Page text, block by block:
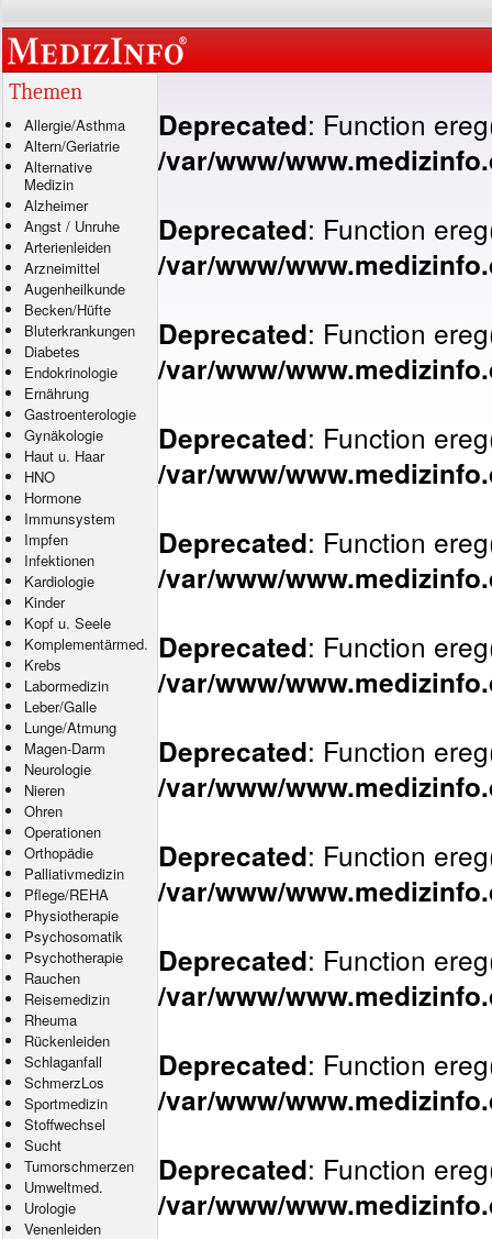
Themen
Allergie/Asthma
Altern/Geriatrie
Alternative
Medizin
Alzheimer
Angst / Unruhe
Arterienleiden
Arzneimittel
Augenheilkunde
Becken/Hüfte
Bluterkrankungen
Diabetes
Endokrinologie
Ernährung
Gastroenterologie
Gynäkologie
Haut u. Haar
HNO
Hormone
Immunsystem
Impfen
Infektionen
Kardiologie
Kinder
Kopf u. Seele
Komplementärmed.
Krebs
Labormedizin
Leber/Galle
Lunge/Atmung
Magen-Darm
Neurologie
Nieren
Ohren
Operationen
Orthopädie
Palliativmedizin
Pflege/REHA
Physiotherapie
Psychosomatik
Psychotherapie
Rauchen
Reisemedizin
Rheuma
Rückenleiden
Schlaganfall
SchmerzLos
Sportmedizin
Stoffwechsel
Sucht
Tumorschmerzen
Umweltmed.
Urologie
Venenleiden
Deprecated: Function
/var/www/
Deprecated: Function
/var/www/
Deprecated: Function
/var/www/
Deprecated: Function
/var/www/
Deprecated: Function
/var/www/
Deprecated: Function
/var/www/
Deprecated: Function
/var/www/
Deprecated: Function
/var/www/
Deprecated: Function
/var/www/
Deprecated: Function
/var/www/
Deprecated: Function
/var/www/